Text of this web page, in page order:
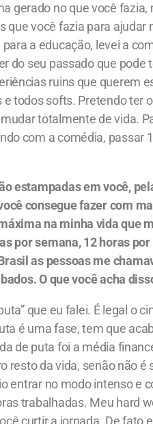
gerado no que você fazia,
que você fazia para ajudar
a educação, levei a
do seu passado que pode
ruins que querem
todos softs. Pretendo ter
totalmente de vida.
com a comédia, passar
estampadas em você,
consegue fazer com
na minha vida que
por semana, 12 horas por
as pessoas me
O que você acha
que eu falei. É legal o
é uma fase, tem que
de puta foi a média
resto da vida, senão não é
entrar no modo intenso e
trabalhadas. Meu hard
curtir a jornada. De fato